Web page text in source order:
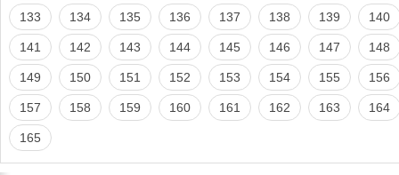
133 134 135 136 137 138 139 140
141 142 143 144 145 146 147 148
149 150 151 152 153 154 155 156
157 158 159 160 161 162 163 164
165